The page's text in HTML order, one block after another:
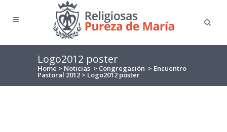
Logo2012 poster
Home > Noticias > Congregación > Encuentro
Pastoral 2012 > Logo2012 poster